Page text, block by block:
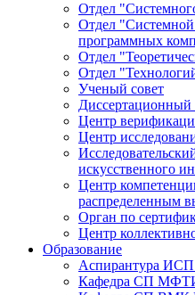
Отдел
Отдел
программных
Отдел
Отдел
Ученый совет
Диссертационный
Центр
Центр
искусственного
Центр
распределенным
Орган по
Центр
Образование
Аспирантура
Кафедра СП